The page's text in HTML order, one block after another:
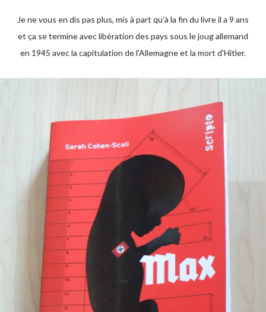
Je ne vous en dis pas plus, mis à part qu'à la fin du livre il a 9 ans
et ça se termine avec libération des pays sous le joug allemand
en 1945 avec la capitulation de l'Allemagne et la mort d'Hitler.